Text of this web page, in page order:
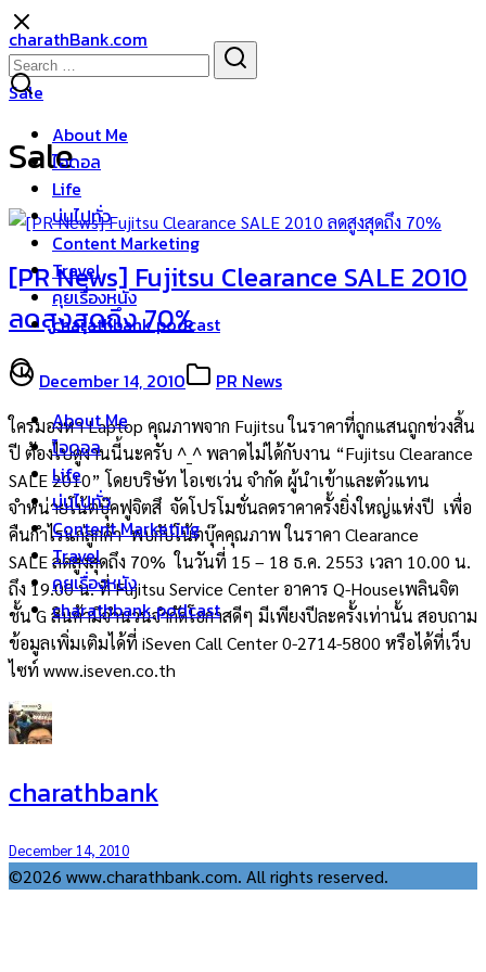
Skip
to
content
charathBank.com
About Me
ไอดอล
Life
บ่นไปทั่ว
Content Marketing
Travel
คุยเรื่องหนัง
charathbank podcast
About Me
ไอดอล
Life
บ่นไปทั่ว
Content Marketing
Travel
คุยเรื่องหนัง
charathbank podcast
Search
for:
Sale
Sale
[PR News] Fujitsu Clearance SALE 2010
ลดสูงสุดถึง 70%
December 14, 2010 PR News
ใครมองหา Laptop คุณภาพจาก Fujitsu ในราคาที่ถูกแสนถูกช่วงสิ้น
ปี ต้องไปดูงานนี้นะครับ ^_^ พลาดไม่ได้กับงาน “Fujitsu Clearance
SALE 2010” โดยบริษัท ไอเซเว่น จำกัด ผู้นำเข้าและตัวแทน
จำหน่ายโน้ตบุ๊คฟูจิตสึ จัดโปรโมชั่นลดราคาครั้งยิ่งใหญ่แห่งปี เพื่อ
คืนกำไรแก่ลูกค้า พบกับโน้ตบุ๊คคุณภาพ ในราคา Clearance
SALE ลดสูงสุดถึง 70% ในวันที่ 15 – 18 ธ.ค. 2553 เวลา 10.00 น.
ถึง 19.00 น. ที่ Fujitsu Service Center อาคาร Q-Houseเพลินจิต
ชั้น G สินค้ามีจำนวนจำกัดโอกาสดีๆ มีเพียงปีละครั้งเท่านั้น สอบถาม
ข้อมูลเพิ่มเติมได้ที่ iSeven Call Center 0-2714-5800 หรือได้ที่เว็บ
ไซท์ www.iseven.co.th
charathbank
December 14, 2010
©2026 www.charathbank.com. All rights reserved.